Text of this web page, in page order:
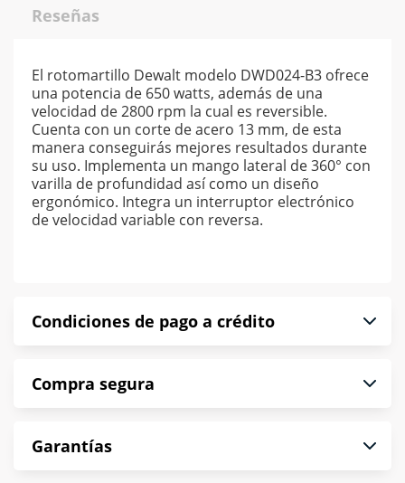
Reseñas
El rotomartillo Dewalt modelo DWD024-B3 ofrece
una potencia de 650 watts, además de una
velocidad de 2800 rpm la cual es reversible.
Cuenta con un corte de acero 13 mm, de esta
manera conseguirás mejores resultados durante
su uso. Implementa un mango lateral de 360° con
varilla de profundidad así como un diseño
ergonómico. Integra un interruptor electrónico
de velocidad variable con reversa.
Condiciones de pago a crédito
puntualmente. Al finalizar tu compra generas el
*Sujeto a aprobación de crédito conforme a
norma de Muebles América.
Compra segura
compra es segura de principio a fin.
Garantías